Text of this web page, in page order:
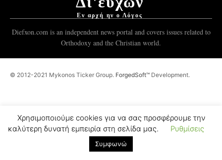
Εν αρχή ην ο Λόγος
Diefxon.com is an independent news portal and covers issues related to
Orthodoxy and the Christian world.
© 2012-2021 Mykonos Ticker Group. ForgedSoft™ Development.
Χρησιμοποιούμε cookies για να σας προσφέρουμε την
καλύτερη δυνατή εμπειρία στη σελίδα μας.
Ρυθμίσεις
Συμφωνώ